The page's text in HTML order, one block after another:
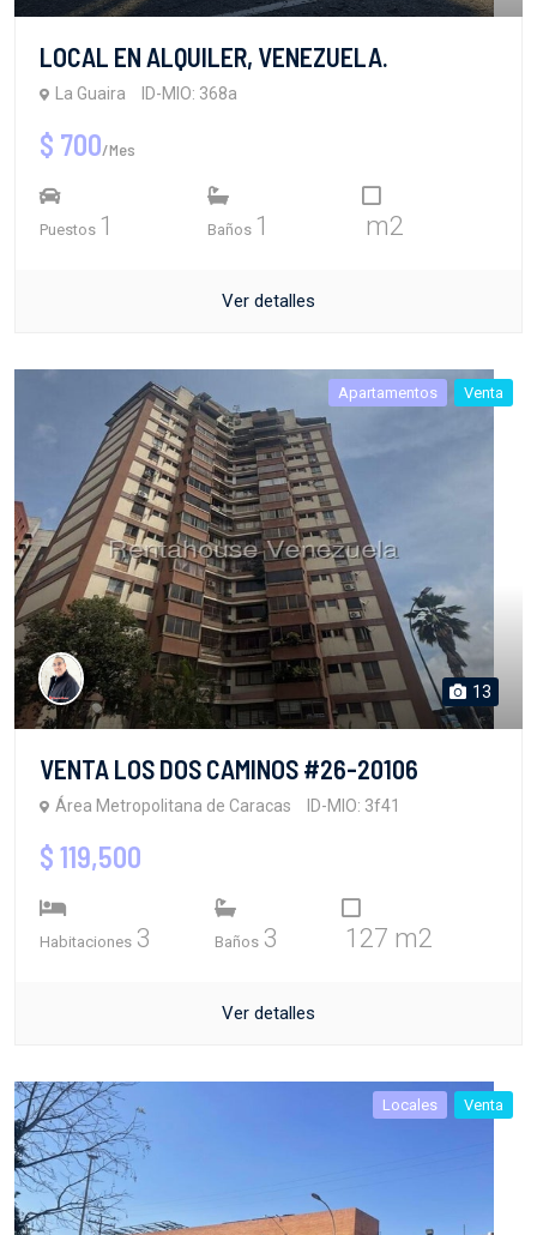
LOCAL EN ALQUILER, VENEZUELA.
La Guaira ID-MIO: 368a
$ 700/Mes
Puestos 1 Baños 1 m2
Ver detalles
Apartamentos Venta
13
VENTA LOS DOS CAMINOS #26-20106
Área Metropolitana de Caracas ID-MIO: 3f41
$ 119,500
Habitaciones 3 Baños 3 127 m2
Ver detalles
Locales Venta